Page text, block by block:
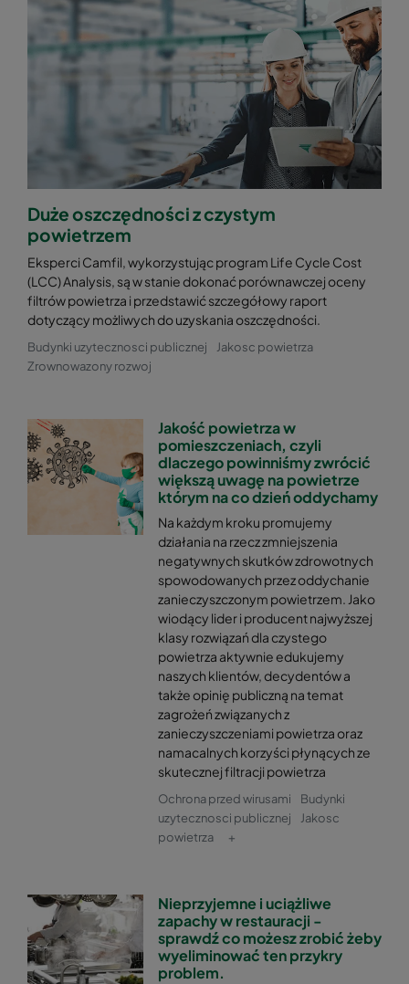
Duże oszczędności z czystym
powietrzem
Eksperci Camfil, wykorzystując program Life Cycle Cost
(LCC) Analysis, są w stanie dokonać porównawczej oceny
filtrów powietrza i przedstawić szczegółowy raport
dotyczący możliwych do uzyskania oszczędności.
Budynki uzytecznosci publicznej
Jakosc powietrza
Zrownowazony rozwoj
Jakość powietrza w
pomieszczeniach, czyli
dlaczego powinniśmy zwrócić
większą uwagę na powietrze
którym na co dzień oddychamy
Na każdym kroku promujemy
działania na rzecz zmniejszenia
negatywnych skutków zdrowotnych
spowodowanych przez oddychanie
zanieczyszczonym powietrzem. Jako
wiodący lider i producent najwyższej
klasy rozwiązań dla czystego
powietrza aktywnie edukujemy
naszych klientów, decydentów a
także opinię publiczną na temat
zagrożeń związanych z
zanieczyszczeniami powietrza oraz
namacalnych korzyści płynących ze
skutecznej filtracji powietrza
Ochrona przed wirusami
Budynki
uzytecznosci publicznej
Jakosc
powietrza
+
Nieprzyjemne i uciążliwe
zapachy w restauracji -
sprawdź co możesz zrobić żeby
wyeliminować ten przykry
problem.